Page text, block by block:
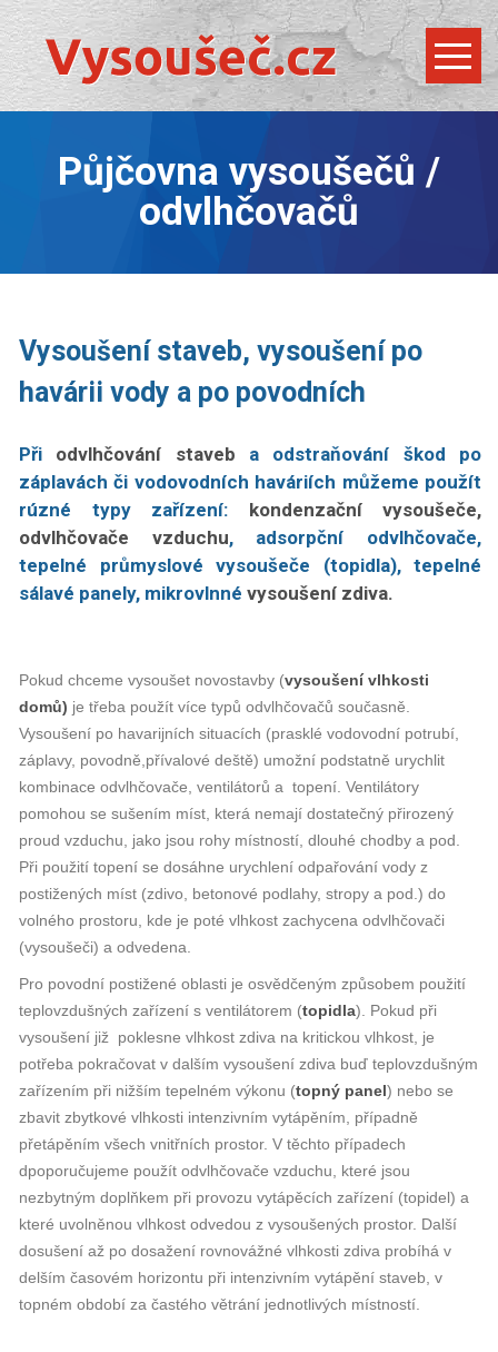
Půjčovna vysoušečů /
odvlhčovačů
Vysoušení staveb, vysoušení po
havárii vody a po povodních
Při odvlhčování staveb a odstraňování škod po
záplavách či vodovodních haváriích můžeme použít
rúzné typy zařízení: kondenzační vysoušeče,
odvlhčovače vzduchu, adsorpční odvlhčovače,
tepelné průmyslové vysoušeče (topidla), tepelné
sálavé panely, mikrovlnné vysoušení zdiva.
Pokud chceme vysoušet novostavby (vysoušení vlhkosti
domů) je třeba použít více typů odvlhčovačů současně.
Vysoušení po havarijních situacích (prasklé vodovodní potrubí,
záplavy, povodně,přívalové deště) umožní podstatně urychlit
kombinace odvlhčovače, ventilátorů a topení. Ventilátory
pomohou se sušením míst, která nemají dostatečný přirozený
proud vzduchu, jako jsou rohy místností, dlouhé chodby a pod.
Při použití topení se dosáhne urychlení odpařování vody z
postižených míst (zdivo, betonové podlahy, stropy a pod.) do
volného prostoru, kde je poté vlhkost zachycena odvlhčovači
(vysoušeči) a odvedena.
Pro povodní postižené oblasti je osvědčeným způsobem použití
teplovzdušných zařízení s ventilátorem (topidla). Pokud při
vysoušení již poklesne vlhkost zdiva na kritickou vlhkost, je
potřeba pokračovat v dalším vysoušení zdiva buď teplovzdušným
zařízením při nižším tepelném výkonu (topný panel) nebo se
zbavit zbytkové vlhkosti intenzivním vytápěním, případně
přetápěním všech vnitřních prostor. V těchto případech
dpoporučujeme použít odvlhčovače vzduchu, které jsou
nezbytným doplňkem při provozu vytápěcích zařízení (topidel) a
které uvolněnou vlhkost odvedou z vysoušených prostor. Další
dosušení až po dosažení rovnovážné vlhkosti zdiva probíhá v
delším časovém horizontu při intenzivním vytápění staveb, v
topném období za častého větrání jednotlivých místností.